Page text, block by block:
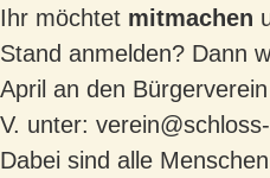
Ihr möchtet mitmachen
Stand anmelden? Dann
April an den
V. unter:
Dabei sind alle